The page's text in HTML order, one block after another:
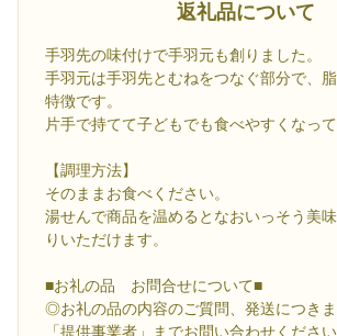
返礼品について
手羽先の味付けで手羽元も創りました。
手羽元は手羽先とむねをつなぐ部分で、
特徴です。
片手で持てて子どもでも食べやすくなって
【調理方法】
そのままお食べください。
湯せんで商品を温めるとなおいっそう美
りいただけます。
■お礼の品 お問合せについて■
◎お礼の品の内容のご質問、発送につき
「提供事業者」までお問い合わせください